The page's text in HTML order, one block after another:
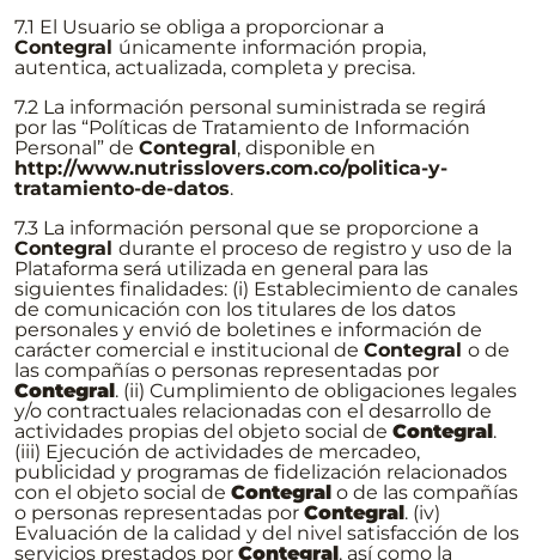
7.1 El Usuario se obliga a proporcionar a
Contegral únicamente información propia,
autentica, actualizada, completa y precisa.
7.2 La información personal suministrada se regirá
por las “Políticas de Tratamiento de Información
Personal” de Contegral, disponible en
http://www.nutrisslovers.com.co/politica-y-
tratamiento-de-datos.
7.3 La información personal que se proporcione a
Contegral durante el proceso de registro y uso de la
Plataforma será utilizada en general para las
siguientes finalidades: (i) Establecimiento de canales
de comunicación con los titulares de los datos
personales y envió de boletines e información de
carácter comercial e institucional de Contegral o de
las compañías o personas representadas por
Contegral. (ii) Cumplimiento de obligaciones legales
y/o contractuales relacionadas con el desarrollo de
actividades propias del objeto social de Contegral.
(iii) Ejecución de actividades de mercadeo,
publicidad y programas de fidelización relacionados
con el objeto social de Contegral o de las compañías
o personas representadas por Contegral. (iv)
Evaluación de la calidad y del nivel satisfacción de los
servicios prestados por Contegral, así como la